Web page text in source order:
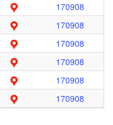
170908
170908
170908
170908
170908
170908